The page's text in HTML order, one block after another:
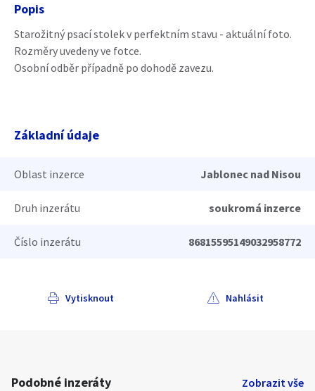
Popis
Starožitný psací stolek v perfektním stavu - aktuální foto.
Rozměry uvedeny ve fotce.
Osobní odběr případně po dohodě zavezu.
Základní údaje
Oblast inzerce Jablonec nad Nisou
Druh inzerátu soukromá inzerce
Číslo inzerátu 86815595149032958772
Vytisknout Nahlásit
Podobné inzeráty Zobrazit vše